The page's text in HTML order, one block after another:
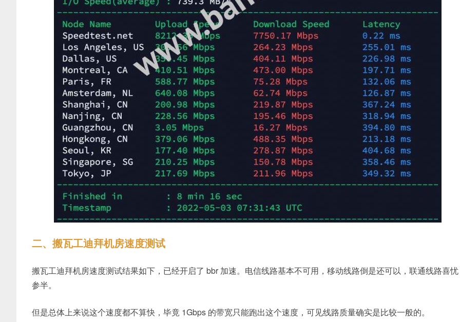
二、搬瓦工迪拜机房速度测试
搬瓦工迪拜机房速度测试结果如下，已经开启了 bbr 加速。电信线路基本不可用，移动线路倒是还可以，联通线路喜忧
参半。
但是总体上来说这个速度都不算快，毕竟 1Gbps 的带宽只能跑出这个速度，可见线路质量确实是比较一般的。